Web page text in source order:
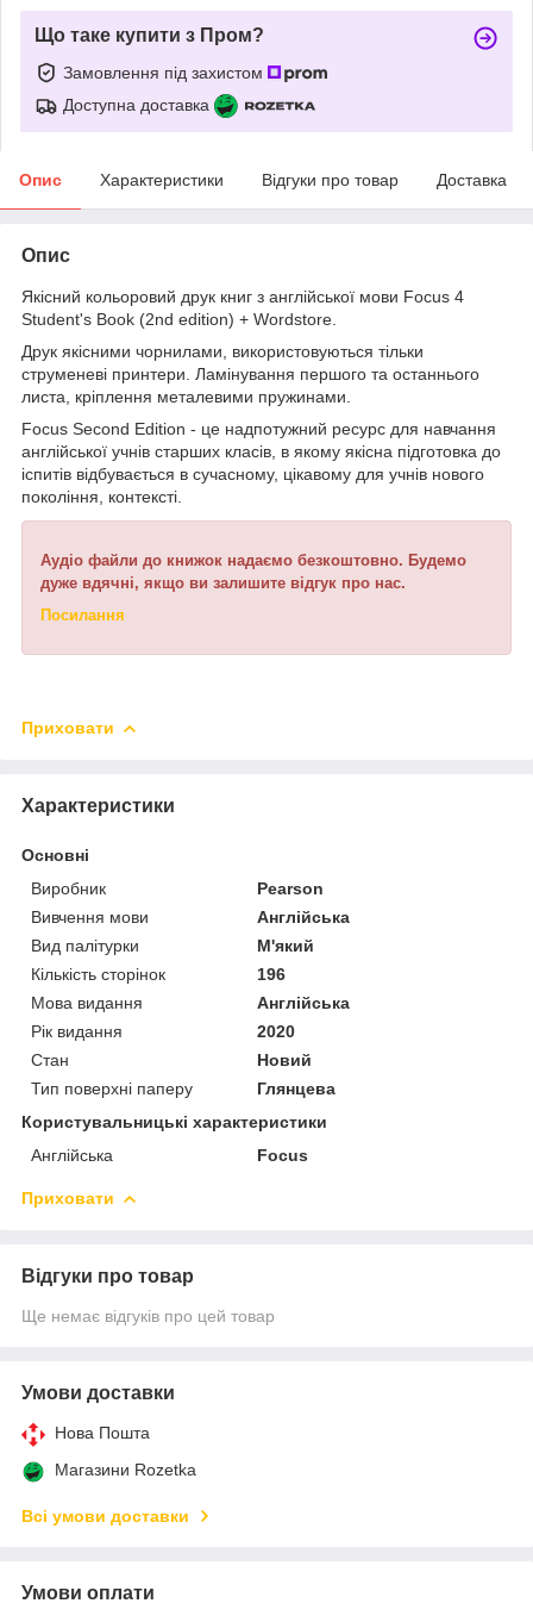
Що таке купити з Пром?
Замовлення під захистом
Доступна доставка
Опис Характеристики Відгуки про товар Доставка
Опис
Якісний кольоровий друк книг з англійської мови Focus 4
Student's Book (2nd edition) + Wordstore.
Друк якісними чорнилами, використовуються тільки
струменеві принтери. Ламінування першого та останнього
листа, кріплення металевими пружинами.
Focus Second Edition - це надпотужний ресурс для навчання
англійської учнів старших класів, в якому якісна підготовка до
іспитів відбувається в сучасному, цікавому для учнів нового
покоління, контексті.
Аудіо файли до книжок надаємо безкоштовно. Будемо
дуже вдячні, якщо ви залишите відгук про нас.
Посилання
Приховати
Характеристики
Основні
Виробник
Pearson
Вивчення мови
Англійська
Вид палітурки
М'який
Кількість сторінок
196
Мова видання
Англійська
Рік видання
2020
Стан
Новий
Тип поверхні паперу
Глянцева
Користувальницькі характеристики
Англійська
Focus
Приховати
Відгуки про товар
Ще немає відгуків про цей товар
Умови доставки
Нова Пошта
Магазини Rozetka
Всі умови доставки
Умови оплати